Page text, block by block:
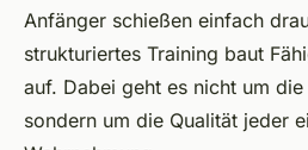
Anfänger schießen einfach
strukturiertes Training baut
auf. Dabei geht es nicht um
sondern um die Qualität jeder